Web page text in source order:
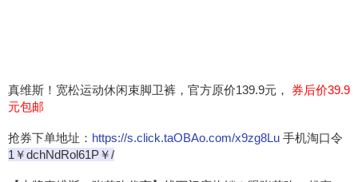
真维斯！宽松运动休闲束脚卫裤，官方原价139.9元， 券后价39.9
元包邮
抢券下单地址： https://s.click.taOBAo.com/x9zg8Lu 手机淘口令
1￥dchNdRol61P￥/